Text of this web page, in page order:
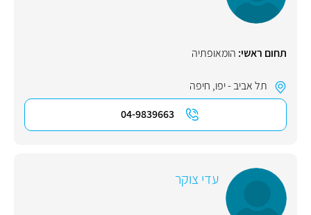
תחום ראשי: הומאופתיה
תל אביב - יפו, חיפה
04-9839663
עדי צוקר